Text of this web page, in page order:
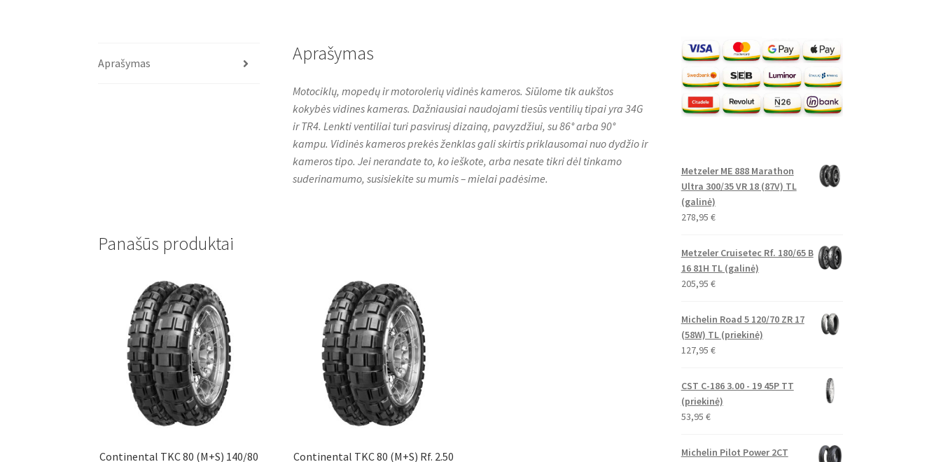
TR4k
Aprašymas Aprašymas
Motociklų, mopedų ir motorolerių vidinės kameros. Siūlome tik aukštos
kokybės vidines kameras. Dažniausiai naudojami tiesūs ventilių tipai yra 34G
ir TR4. Lenkti ventiliai turi pasvirusį dizainą, pavyzdžiui, su 86° arba 90°
kampu. Vidinės kameros prekės ženklas gali skirtis priklausomai nuo dydžio ir
kameros tipo. Jei nerandate to, ko ieškote, arba nesate tikri dėl tinkamo
suderinamumo, susisiekite su mumis – mielai padėsime.
Panašūs produktai
Continental TKC 80 (M+S) 140/80
Continental TKC 80 (M+S) Rf. 2.50
Metzeler ME 888 Marathon
Ultra 300/35 VR 18 (87V) TL
(galinė)
278,95 €
Metzeler Cruisetec Rf. 180/65 B
16 81H TL (galinė)
205,95 €
Michelin Road 5 120/70 ZR 17
(58W) TL (priekinė)
127,95 €
CST C-186 3.00 - 19 45P TT
(priekinė)
53,95 €
Michelin Pilot Power 2CT